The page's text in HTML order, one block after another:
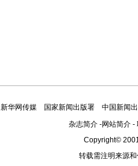
新华网传媒 国家新闻出版署
中国新闻
杂志简介-网站简介-
Copyright©
转载需注明来源